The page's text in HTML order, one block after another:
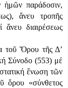
ἡμῶν παράδοσιν,
ἄνευ τροπῆς
διαιρέσεως
τοῦ Ὅρου τῆς Δ’
Σύνοδο (553) μέ
ἕνωση τῶν
ὅρου «σύνθετος